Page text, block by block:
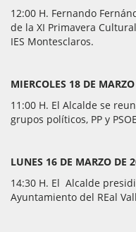
12:00 H. Fernando
de la XI Primavera
IES Montesclaros.
MIERCOLES 18 DE
11:00 H. El Alcalde se
grupos políticos, PP y
LUNES 16 DE MARZO DE
14:30 H. El Alcalde
Ayuntamiento del REal